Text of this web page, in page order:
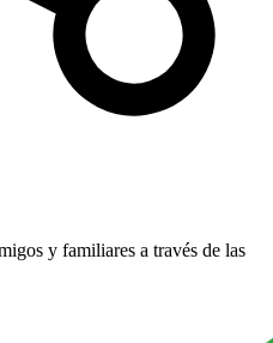
y familiares a través de las